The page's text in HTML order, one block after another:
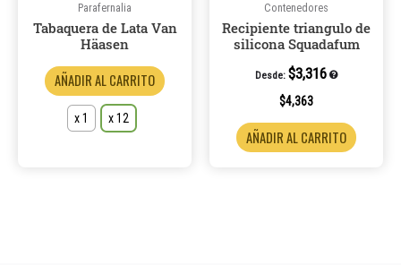
Parafernalia
Tabaquera de Lata Van
Häasen
AÑADIR AL CARRITO
elegir
la
x 1 x 12
Contenedores
Recipiente triangulo de
silicona Squadafum
Desde: $3,316
$4,363
AÑADIR AL CARRITO